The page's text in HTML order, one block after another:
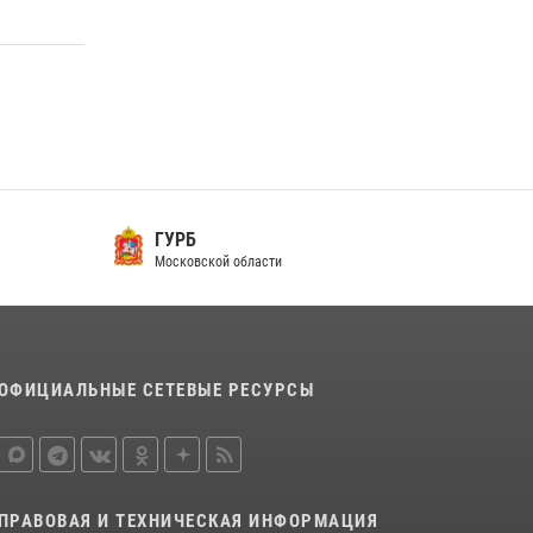
стрельбой
14 июля 2026, 15:13 3
ГУРБ
Московской области
СЕТЕВЫЕ РЕСУРСЫ
ПРАВОВАЯ И ТЕХНИЧЕСКАЯ ИНФОРМАЦИЯ